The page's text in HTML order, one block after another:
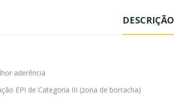
DESCRIÇÃO
aderência
EPI de Categoria III (zona de borracha)